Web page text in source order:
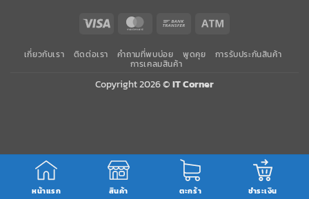
หน้าแรก สินค้า ตะกร้า ชำระเงิน
Visa MasterCard Bank
เกี่ยวกับเรา ติดต่อเรา คำถามที่พบบ่อย พูดคุย การรับประกันสินค้า
การเคลมสินค้า
Copyright 2026 ©IT Corner